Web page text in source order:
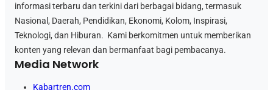
informasi terbaru dan terkini dari berbagai bidang, termasuk
Nasional, Daerah, Pendidikan, Ekonomi, Kolom, Inspirasi,
Teknologi, dan Hiburan. Kami berkomitmen untuk memberikan
konten yang relevan dan bermanfaat bagi pembacanya.
Media Network
Kabartren.com